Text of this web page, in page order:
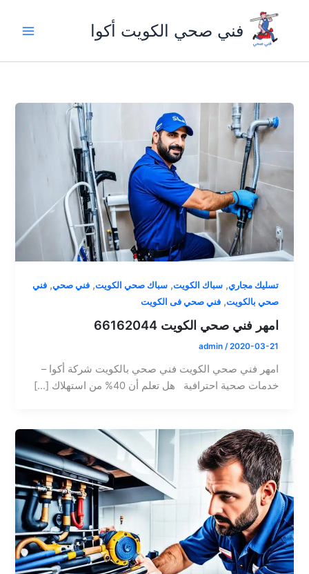
المحتوى
فني صحي الكويت أكوا
تسليك مجاري,سباك الكويت,سباك صحي الكويت,فني صحي,فني
صحي بالكويت,فني صحي فى الكويت
امهر فني صحي الكويت 66162044
admin /2020-03-21
امهر فني صحي الكويت فني صحي بالكويت شركة أكوا –
خدمات صحية احترافية هل تعلم أن 40% من استهلاك […]